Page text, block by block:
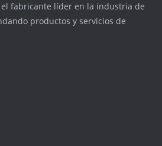
el fabricante líder en la industria de
productos y servicios de